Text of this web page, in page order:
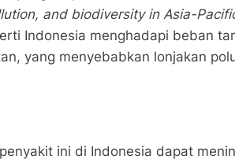
and biodiversity in Asia-
Indonesia menghadapi beban
yang menyebabkan lonjakan
ini di Indonesia dapat